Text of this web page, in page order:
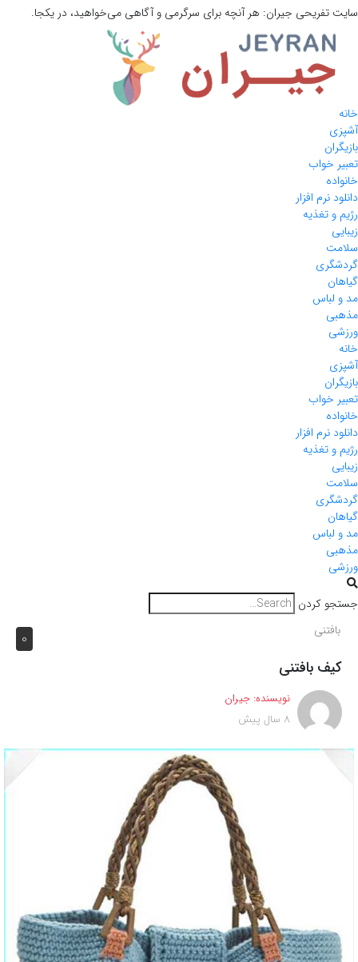
سایت تفریحی جیران: هر آنچه برای سرگرمی و آگاهی می‌خواهید، در یکجا.
خانه
آشپزی
بازیگران
تعبیر خواب
خانواده
دانلود نرم افزار
رژیم و تغذیه
زیبایی
سلامت
گردشگری
گیاهان
مد و لباس
مذهبی
ورزشی
خانه
آشپزی
بازیگران
تعبیر خواب
خانواده
دانلود نرم افزار
رژیم و تغذیه
زیبایی
سلامت
گردشگری
گیاهان
مد و لباس
مذهبی
ورزشی
جستجو کردن
0 بافتنی
کیف بافتنی
نویسنده: جیران
8 سال پیش